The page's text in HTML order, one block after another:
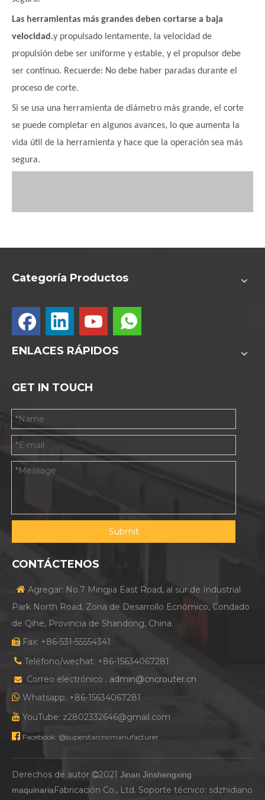
Las herramientas más grandes deben cortarse a baja
velocidad.y propulsado lentamente, la velocidad de
propulsión debe ser uniforme y estable, y el propulsor debe
ser continuo. Recuerde: No debe haber paradas durante el
proceso de corte.
Si se usa una herramienta de diámetro más grande, el corte
se puede completar en algunos avances, lo que aumenta la
vida útil de la herramienta y hace que la operación sea más
segura.
3.El mantenimiento de la herramienta.
Mantenga los cuchillos limpios y use solventes específicos
de herramientas estándar para eliminar la suciedad, la
evitar que la superficie de la herramienta se oxida y dañada.
No mole excesivamente la herramientay cambie la forma de
la herramienta sin autorización, ya que cada proceso de
especiales de molienda para cumplir con los requisitos de uso,
de lo contrario, es fácil hacer que la ventaja de corte se
rompa, lo que resulta en un accidente industrial.
El rodamiento no se puede limpiar con disolventes como el
aceite diesel o el queroseno,De lo contrario, la grasa especial
dentro será destruida, y el polvo y la suciedad se pueden
soplar.
Lo anterior es sobre elmáquina de grabado de
carpintería herramientadeSuperestrella cnc
cualquier momento ~
Categoría Productos
ENLACES RÁPIDOS
GET IN TOUCH
Submit
CONTÁCTENOS
 Agregar: No.7 Mingjia East Road, al sur de Industrial
Park North Road, Zona de Desarrollo Ecnómico, Condado
de Qihe, Provincia de Shandong, China.
 Fax: +86-531-55554341
 Teléfono/wechat: +86-15634067281
 Correo electrónico : admin@cncrouter.cn
 Whatsapp: +86-15634067281
 YouTube: z2802332646@gmail.com
 Facebook: @superstarcncmanufacturer
Derechos de autor 2021 Jinan Jinshengxing
maquinariaFabricación Co., Ltd. Soporte técnico: sdzhidiano